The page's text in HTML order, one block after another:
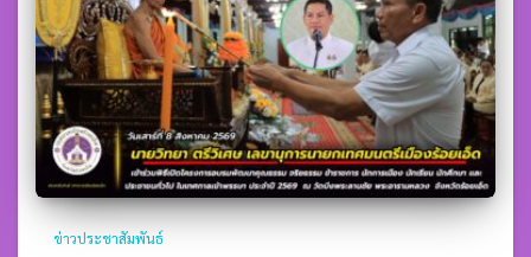
ข่าวประชาสัมพันธ์